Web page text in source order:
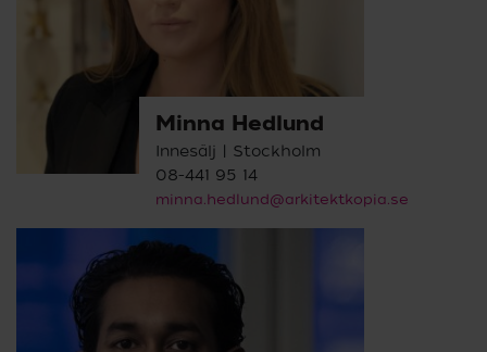
Minna Hedlund
Innesälj | Stockholm
08-441 95 14
minna.hedlund@arkitektkopia.se